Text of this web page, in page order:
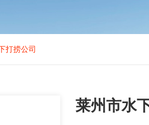
打捞公司
莱州市水